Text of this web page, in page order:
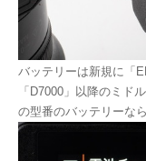
バッテリーは新規に「
「D7000」以降のミド
の型番のバッテリーな